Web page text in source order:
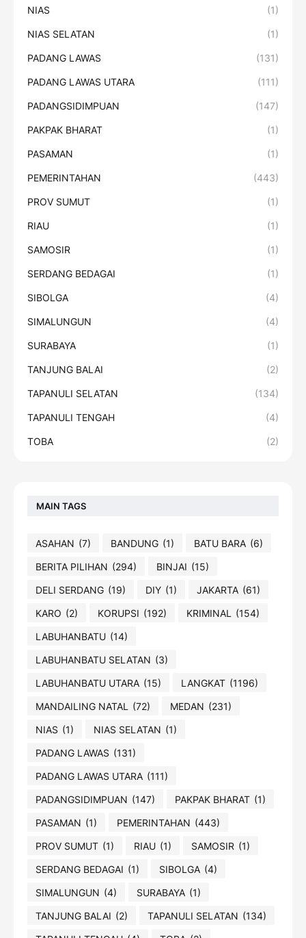
NIAS (1)
NIAS SELATAN (1)
PADANG LAWAS (131)
PADANG LAWAS UTARA (111)
PADANGSIDIMPUAN (147)
PAKPAK BHARAT (1)
PASAMAN (1)
PEMERINTAHAN (443)
PROV SUMUT (1)
RIAU (1)
SAMOSIR (1)
SERDANG BEDAGAI (1)
SIBOLGA (4)
SIMALUNGUN (4)
SURABAYA (1)
TANJUNG BALAI (2)
TAPANULI SELATAN (134)
TAPANULI TENGAH (4)
TOBA (2)
MAIN TAGS
ASAHAN (7) BANDUNG (1) BATU BARA (6)
BERITA PILIHAN (294) BINJAI (15)
DELI SERDANG (19) DIY (1) JAKARTA (61)
KARO (2) KORUPSI (192) KRIMINAL
(154)
LABUHANBATU (14)
LABUHANBATU SELATAN (3)
LABUHANBATU UTARA (15) LANGKAT (1196)
MANDAILING NATAL
(72) MEDAN (231)
NIAS (1) NIAS SELATAN (1)
PADANG LAWAS (131)
PADANG LAWAS UTARA (111)
PADANGSIDIMPUAN (147) PAKPAK BHARAT (1)
PASAMAN (1) PEMERINTAHAN (443)
PROV SUMUT (1) RIAU (1) SAMOSIR (1)
SERDANG BEDAGAI (1) SIBOLGA (4)
SIMALUNGUN (4) SURABAYA (1)
TANJUNG BALAI (2) TAPANULI SELATAN (134)